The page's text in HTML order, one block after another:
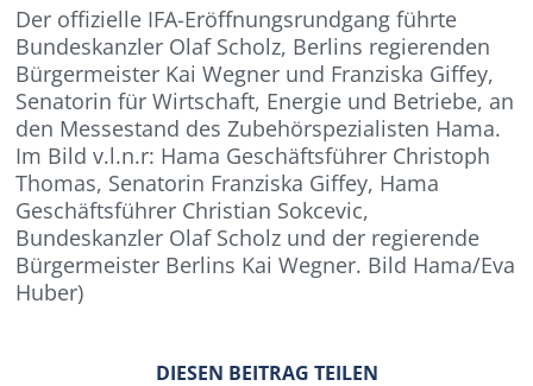
Der offizielle IFA-Eröffnungsrundgang führte
Bundeskanzler Olaf Scholz, Berlins regierenden
Bürgermeister Kai Wegner und Franziska Giffey,
Senatorin für Wirtschaft, Energie und Betriebe, an
den Messestand des Zubehörspezialisten Hama.
Im Bild v.l.n.r: Hama Geschäftsführer Christoph
Thomas, Senatorin Franziska Giffey, Hama
Geschäftsführer Christian Sokcevic,
Bundeskanzler Olaf Scholz und der regierende
Bürgermeister Berlins Kai Wegner. Bild Hama/Eva
Huber)
DIESEN BEITRAG TEILEN